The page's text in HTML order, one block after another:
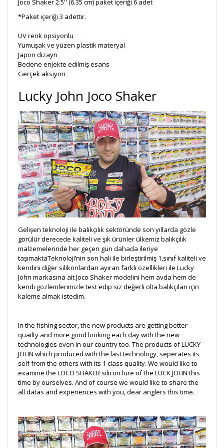
Joco Shaker 2.5'' (6.35 cm) paket içeriği 6 adet
*Paket içeriği 3 adettir.
UV renk opsiyonlu
Yumuşak ve yüzen plastik materyal
Japon dizayn
Bedene enjekte edilmiş esans
Gerçek aksiyon
Lucky John Joco Shaker
Gelişen teknoloji ile balıkçılık sektöründe son yıllarda gözle
görülür derecede kaliteli ve şık ürünler ülkemiz balıkçılık
malzemelerinde her geçen gün dahada ileriye
taşımaktaTeknoloji’nin son hali ile birleştirilmiş 1,sınıf kaliteli ve
kendini diğer silikonlardan ayıran farklı özellikleri ile Lucky
John markasına ait Joco Shaker modelini hem avda hem de
kendi gözlemlerimizle test edip siz değerli olta balıkçıları için
kaleme almak istedim.
In the fishing sector, the new products are getting better
quailty and more good looking each day with the new
technologies even in our country too. The products of LUCKY
JOHN which produced with the last technology, seperates its
self from the others with its 1 class quality. We would like to
examine the LOCO SHAKER silicon lure of the LUCK JOHN this
time by ourselves. And of course we would like to share the
all datas and experiences with you, dear anglers this time.